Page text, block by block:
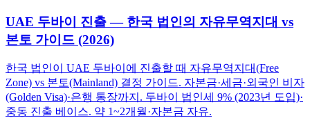
UAE 두바이 진출 — 한국 법인의 자유무역지대 vs
본토 가이드 (2026)
한국 법인이 UAE 두바이에 진출할 때 자유무역지대(Free
Zone) vs 본토(Mainland) 결정 가이드. 자본금·세금·외국인 비자
(Golden Visa)·은행 통장까지. 두바이 법인세 9% (2023년 도입)·
중동 진출 베이스. 약 1~2개월·자본금 자유.